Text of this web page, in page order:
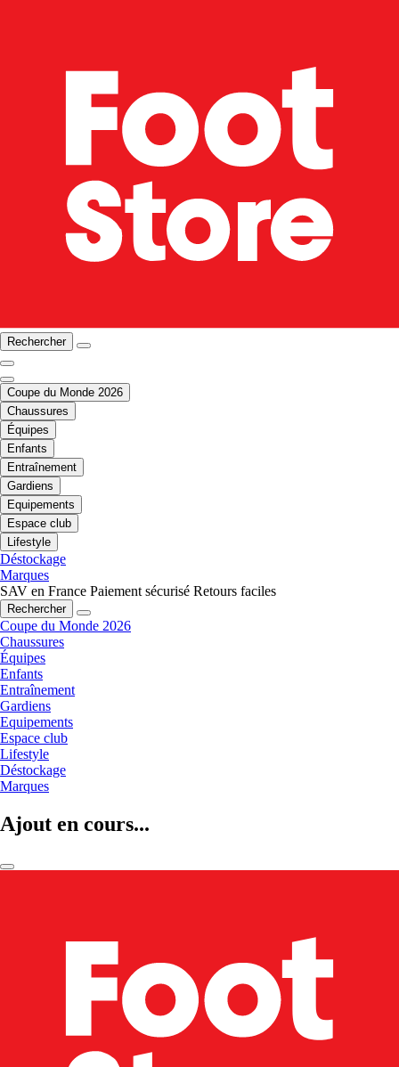
Rechercher
Coupe du Monde 2026
Chaussures
Équipes
Enfants
Entraînement
Gardiens
Equipements
Espace club
Lifestyle
Déstockage
Marques
SAV en France Paiement sécurisé Retours faciles
Rechercher
Coupe du Monde 2026
Chaussures
Équipes
Enfants
Entraînement
Gardiens
Equipements
Espace club
Lifestyle
Déstockage
Marques
Ajout en cours...